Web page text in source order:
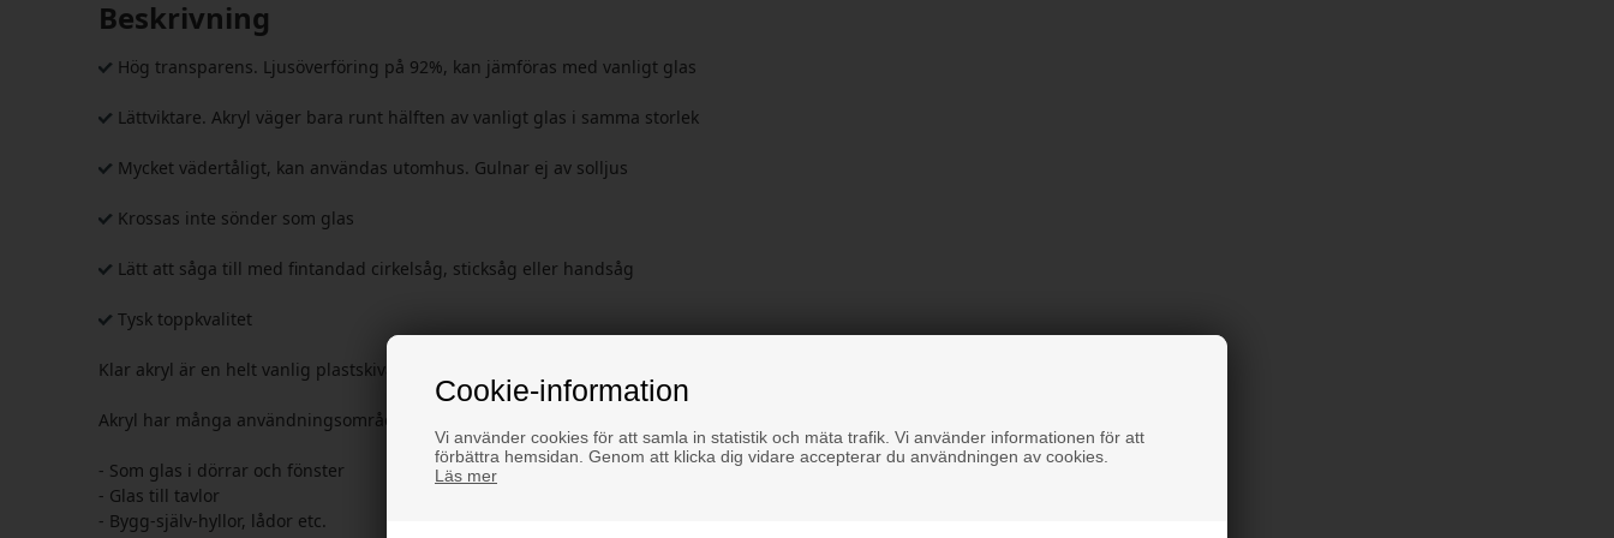
Cookie-information
Vi använder cookies för att samla in statistik och mäta trafik. Vi använder informationen för att
förbättra hemsidan. Genom att klicka dig vidare accepterar du användningen av cookies.
Läs mer
Beskrivning
Hög transparens. Ljusöverföring på 92%, kan jämföras med vanligt glas
Lättviktare. Akryl väger bara runt hälften av vanligt glas i samma storlek
Mycket vädertåligt, kan användas utomhus. Gulnar ej av solljus
Krossas inte sönder som glas
Lätt att såga till med fintandad cirkelsåg, sticksåg eller handsåg
Tysk toppkvalitet
Klar akryl är en helt vanlig plastskiva som kan användas inomhus och utomhus.
Akryl har många användningsområden:
- Som glas i dörrar och fönster
- Glas till tavlor
- Bygg-själv-hyllor, lådor etc.